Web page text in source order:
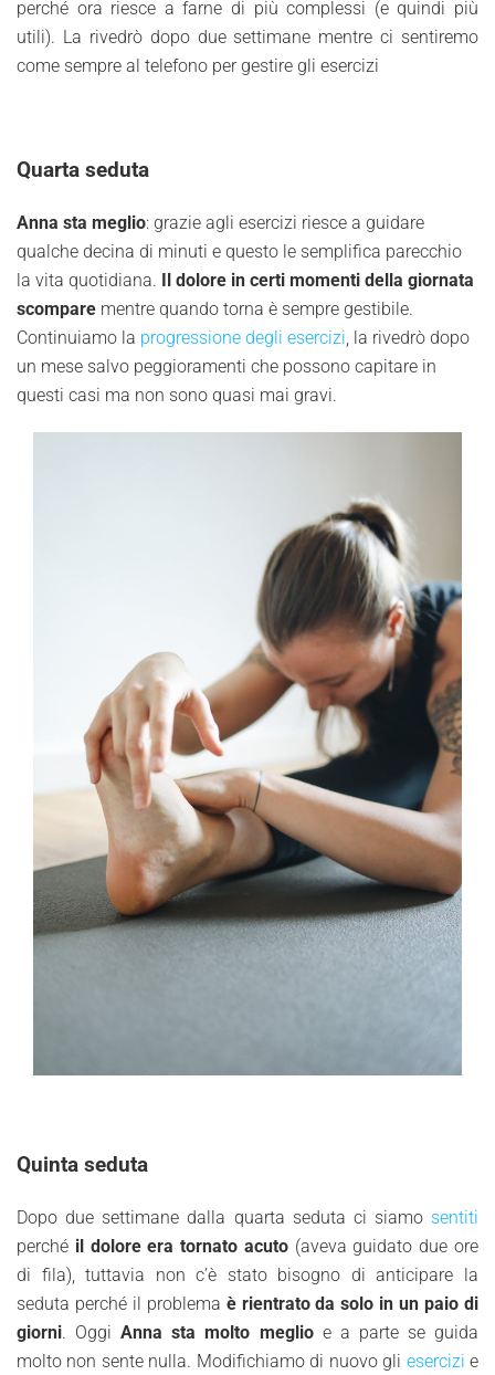
perché ora riesce a farne di più complessi (e quindi più
utili). La rivedrò dopo due settimane mentre ci sentiremo
come sempre al telefono per gestire gli esercizi
Quarta seduta
Anna sta meglio: grazie agli esercizi riesce a guidare
qualche decina di minuti e questo le semplifica parecchio
la vita quotidiana. Il dolore in certi momenti della giornata
scompare mentre quando torna è sempre gestibile.
Continuiamo la progressione degli esercizi, la rivedrò dopo
un mese salvo peggioramenti che possono capitare in
questi casi ma non sono quasi mai gravi.
Quinta seduta
Dopo due settimane dalla quarta seduta ci siamo sentiti
perché il dolore era tornato acuto(aveva guidato due ore
di fila), tuttavia non c’è stato bisogno di anticipare la
seduta perché il problema è rientrato da solo in un paio di
giorni. OggiAnna sta molto meglioe a parte se guida
molto non sente nulla. Modifichiamo di nuovo gli esercizi e